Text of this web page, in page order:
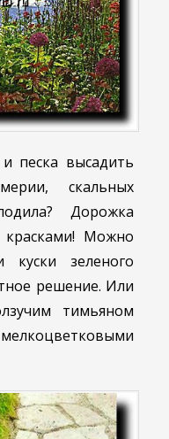
песка высадить
скальных
Дорожка
красками! Можно
зеленого
решение. Или
тимьяном